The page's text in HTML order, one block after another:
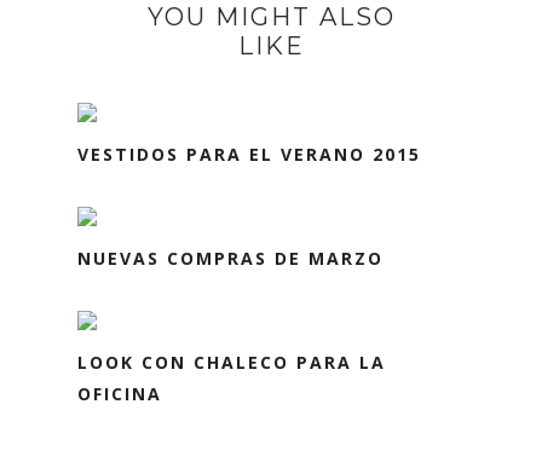
YOU MIGHT ALSO
LIKE
VESTIDOS PARA EL VERANO 2015
NUEVAS COMPRAS DE MARZO
LOOK CON CHALECO PARA LA
OFICINA